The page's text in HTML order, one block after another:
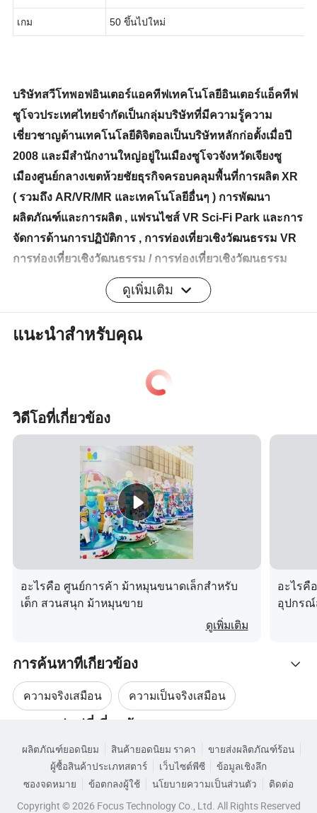
ใบรับรอง CE/RoHS
เกม 50 ขึ้นไปใหม่
บริษัทสวีโทพอฟอินเตอร์แอคทีฟเทคโนโลยีอินเตอร์แอ็คทีฟ
ซูโจวประเทศไทยจำกัดเป็นกลุ่มบริษัทที่มีความรู้ความ
เชี่ยวชาญด้านเทคโนโลยีดิจิตอลเป็นบริษัทหลักก่อตั้งเมื่อปี
2008 และมีสำนักงานใหญ่อยู่ในเมืองซูโจวจังหวัดเจียงซู
เมืองศูนย์กลางเขตห้วยชัยธุรกิจครอบคลุมพื้นที่การผลิต XR
( รวมถึง AR/VR/MR และเทคโนโลยีอื่นๆ ) การพัฒนา
ผลิตภัณฑ์และการผลิต , แฟรนไชส์ VR Sci-Fi Park และการ
จัดการด้านการปฏิบัติการ , การท่องเที่ยวเชิงวัฒนธรรม VR
การท่องเที่ยวเชิงวัฒนธรรม / การท่องเที่ยวเชิงวัฒนธรรม
อัจฉริยะการแสดงนิทรรศการดิจิตอลระบบอัตโนมัติใน
อุตสาหกรรมและอื่นๆอีกมากมาย
การบรรจุหีบห่อ
อากาศ หรือ ฟิล์มยืดหรือ กล่องหรือ กล่องไม้ สำหรับบรรจุภัณฑ์
การจัดส่งสินค้า
ลูกค้าสามารถกำหนดผู้นำส่งสินค้าหรือเราสามารถดูแลการขนส่งได้
โดยปกติเราจะขนส่งทางทะเลและเตรียมเรือสินค้าไปยังท่าเรือที่ใกล้
ที่สุดของเมือง และยังรองรับทั้งทางอากาศหรือทางราง
คำถามที่พบบ่อย :
1 คุณให้การรับประกันสำหรับเครื่องเล่นเกมของคุณหรือไม่
เราให้การรับประกัน 1 ปีสำหรับอุปกรณ์เสริมหลักของเครื่องเล่นเกม
ของเราเราทราบดีว่าสำหรับลูกค้าที่ใช้เครื่องเล่นเกมเวลาเป็นเงิน
ก่อนที่จะส่งเครื่องเล่นเกมให้กับคุณเราจะตรวจสอบทุกรายละเอียด
ของคุณภาพและส่งวิดีโอหรือภาพถ่ายให้คุณยืนยัน
2 วิธีการติดตั้งเครื่องเล่นเกม VR
(1) 1 เราจะให้วิดีโอการติดตั้งและคำแนะนำสำหรับลูกค้าเพื่อให้
ลูกค้าสามารถติดตั้งและใช้งานด้วยตนเองได้
( ค . ศ . 2 ลูกค้าสามารถปล่อยให้พนักงานมาที่จีนจากนั้นเราจะฝึก
(1) 3 เราสามารถให้ช่างเทคนิคไปที่ที่คุณจะติดตั้งและฝึกอบรม
พนักงานของคุณได้แต่ค่าธรรมเนียมไป - กลับและค่าที่พักควรจ่ายให้
ดูเพิ่มเติม
แนะนำสำหรับคุณ
วิดีโอที่เกี่ยวข้อง
อะไรคือ ศูนย์การค้า ม้าหมุนขนาดเล็กสำหรับ
เด็ก สวนสนุก ม้าหมุนขาย
ดูเพิ่มเติม
อะไรคื
อุปกรณ์
การค้นหาที่เกี่ยวข้อง
ความจริงเสมือน ความเป็นจริงเสมือน
9d เครื่องเล่นเกม VR อุปกรณ์เกมเสมือนจริง
เรียกดูตามหมวดหมู่
ผลิตภัณฑ์ยอดนิยม สินค้ายอดนิยม ราคา
ขายส่งผลิตภัณฑ์ร้อน
ผู้ซื้อสินค้าประเภทสตาร์
เว็บไซต์พีซี
ข้อมูลเชิงลึก
ซองจดหมาย
ข้อตกลงผู้ใช้ นโยบายความเป็นส่วนตัว
ติดต่อ
Copyright © 2026 Focus Technology Co., Ltd. All Rights Reserved